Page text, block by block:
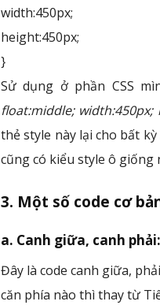
width:450px;
height:450px;
}
Sử dụng ở phần CSS
float:middle; width:450px;
thẻ style này lại cho bất
cũng có kiểu style ô giống
3. Một số code cơ
a. Canh giữa, canh phải:
Đây là code canh giữa,
căn phía nào thì thay từ